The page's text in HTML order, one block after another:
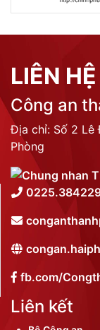
LIÊN HỆ
Công an
Địa chỉ: Số 2 Lê
Phòng
fb.com/
Liên kết